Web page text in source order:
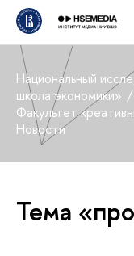
Национальный
школа экономики»
Факультет
Новости
Тема